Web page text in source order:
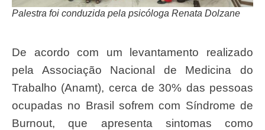
Palestra foi conduzida pela psicóloga Renata Dolzane
De acordo com um levantamento realizado
pela Associação Nacional de Medicina do
Trabalho (Anamt), cerca de 30% das pessoas
ocupadas no Brasil sofrem com Síndrome de
Burnout, que apresenta sintomas como